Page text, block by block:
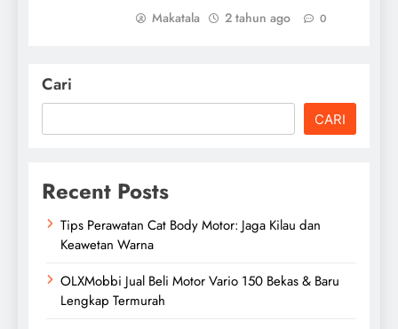
Makatala 2 tahun ago 0
Cari
CARI
Recent Posts
Tips Perawatan Cat Body Motor: Jaga Kilau dan
Keawetan Warna
OLXMobbi Jual Beli Motor Vario 150 Bekas & Baru
Lengkap Termurah